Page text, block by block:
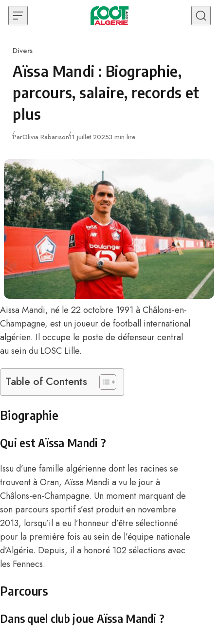
Skip to content
Category
Divers
Aïssa Mandi : Biographie,
parcours, salaire, records et
plus
ParOlivia RabarisonPublié
11 juillet 20253 min lire
Aïssa Mandi, né le 22 octobre 1991 à Châlons-en-
Champagne, est un joueur de football international
algérien. Il occupe le poste de défenseur central
au sein du LOSC Lille.
Table of Contents
Biographie
Qui est Aïssa Mandi ?
Issu d’une famille algérienne dont les racines se
trouvent à Oran, Aïssa Mandi a vu le jour à
Châlons-en-Champagne. Un moment marquant de
son parcours sportif s’est produit en novembre
2013, lorsqu’il a eu l’honneur d’être sélectionné
pour la première fois au sein de l’équipe nationale
d’Algérie. Depuis, il a honoré 102 sélections avec
les Fennecs.
Parcours
Dans quel club joue Aïssa Mandi ?